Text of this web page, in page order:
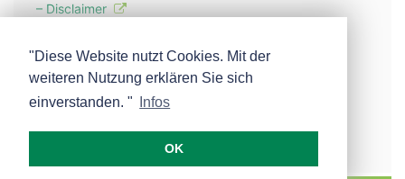
– Disclaimer
– Werbung
– Mehr über unsere Experten
"Diese Website nutzt Cookies. Mit der
weiteren Nutzung erklären Sie sich
einverstanden. "
Infos
OK